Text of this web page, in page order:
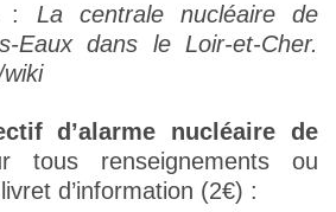
: La centrale nucléaire de
Eaux dans le Loir-et-Cher.
d’alarme nucléaire de
tous renseignements ou
d’information (2€) :